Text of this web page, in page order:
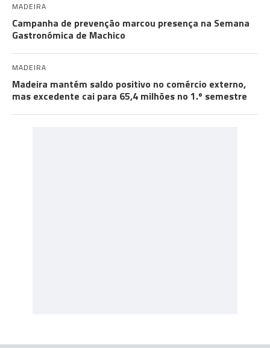
MADEIRA
Campanha de prevenção marcou presença na Semana
Gastronómica de Machico
MADEIRA
Madeira mantém saldo positivo no comércio externo,
mas excedente cai para 65,4 milhões no 1.º semestre